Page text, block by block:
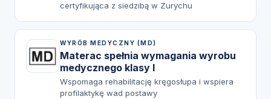
certyfikująca z siedzibą w Zurychu
WYRÓB MEDYCZNY (MD)
Materac spełnia wymagania wyrobu
medycznego klasy I
Wspomaga rehabilitację kręgosłupa i wspiera
profilaktykę wad postawy